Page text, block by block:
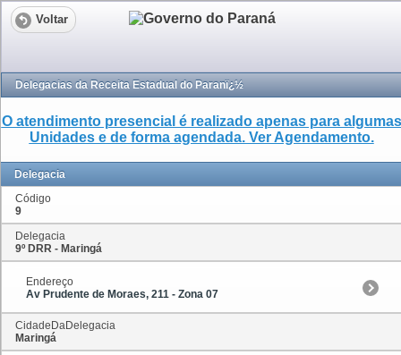
Voltar
Delegacias da Receita Estadual do Paranï¿½
O atendimento presencial é realizado apenas para algumas
Unidades e de forma agendada. Ver Agendamento.
Delegacia
Código
9
Delegacia
9º DRR - Maringá
Endereço
Av Prudente de Moraes, 211 - Zona 07
CidadeDaDelegacia
Maringá